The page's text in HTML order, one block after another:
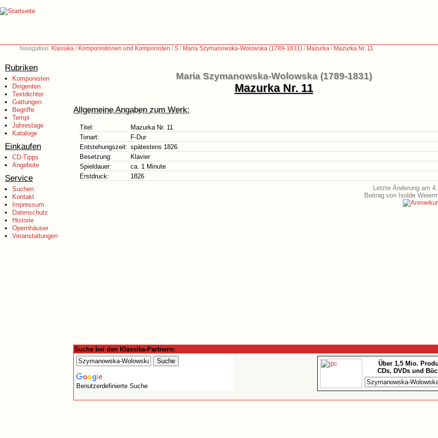
Navigation: Klassika / Komponistinnen und Komponisten /S / Maria Szymanowska-Wolowska (1789-1831) / Mazurka / Mazurka Nr. 11
Rubriken
Komponisten
Dirigenten
Textdichter
Gattungen
Begriffe
Tempi
Jahrestage
Kataloge
Einkaufen
CD-Tipps
Angebote
Service
Suchen
Kontakt
Impressum
Datenschutz
Historie
Opernhäuser
Veranstaltungen
Maria Szymanowska-Wolowska (1789-1831)
Mazurka Nr. 11
Allgemeine Angaben zum Werk:
Titel:
Mazurka Nr. 11
Tonart:
F-Dur
Entstehungszeit: spätestens 1826
Besetzung:
Klavier
Spieldauer:
ca. 1 Minute
Erstdruck:
1826
Letzte Änderung am
Beitrag von Isolde
Suche bei den Klassika-Partnern:
Benutzerdefinierte Suche
Über 1,5 Mio.
CDs, DVDs und